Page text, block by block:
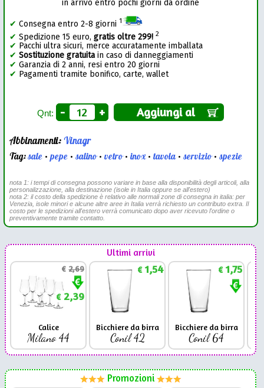
in arrivo entro pochi giorni da ordine
✔ Consegna entro 2-8 giorni 1
✔ Spedizione 15 euro,gratis oltre 299! 2
✔ Pacchi ultra sicuri, merce accuratamente imballata
✔ Sostituzione gratuitain caso di danneggiamenti
✔ Garanzia di 2 anni, resi entro 20 giorni
✔ Pagamenti tramite bonifico, carte, wallet
Qnt: - + Aggiungi al
Abbinamenti:Vinagr
Tag:sale •pepe •salino•vetro•inox•tavola•servizio•spezie
nota 1: i tempi di consegna possono variare in base alla disponibilità degli articoli, alla
personalizzazione, alla destinazione (isole in Italia oppure se all'estero)
nota 2: il costo della spedizione è relativo alle normali zone di consegna in italia: per
Venezia, isole minori e alcune altre aree in Italia verrà richiesto un contributo extra. Il
costo per le spedizioni all'estero verrà comunicato dopo aver ricevuto l'ordine o
preventivamente tramite contatto.
Ultimi arrivi
€2,69
€2,39
Calice
Milano 44
€1,54
Bicchiere da birra
Conil 42
€1,75
Bicchiere da birra
Conil 64
Promozioni